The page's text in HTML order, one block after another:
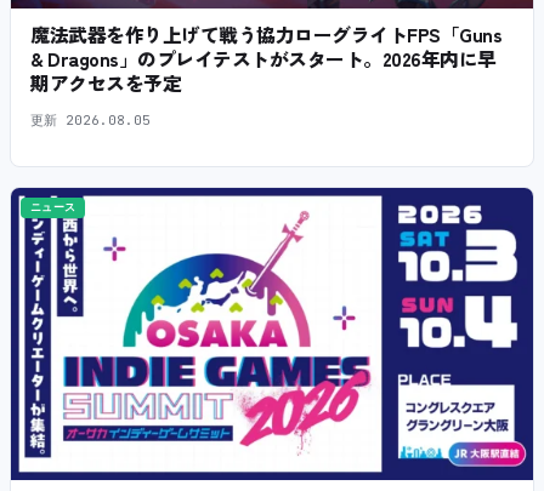
魔法武器を作り上げて戦う協力ローグライトFPS「Guns
& Dragons」のプレイテストがスタート。2026年内に早
期アクセスを予定
更新 2026.08.05
ニュース